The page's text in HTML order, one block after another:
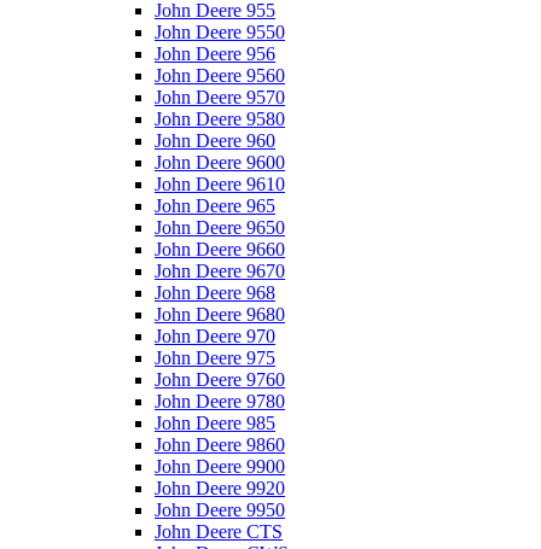
John Deere 955
John Deere 9550
John Deere 956
John Deere 9560
John Deere 9570
John Deere 9580
John Deere 960
John Deere 9600
John Deere 9610
John Deere 965
John Deere 9650
John Deere 9660
John Deere 9670
John Deere 968
John Deere 9680
John Deere 970
John Deere 975
John Deere 9760
John Deere 9780
John Deere 985
John Deere 9860
John Deere 9900
John Deere 9920
John Deere 9950
John Deere CTS